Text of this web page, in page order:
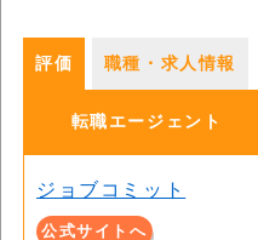
評価 職種・求人情報
転職エージェント
ジョブコミット
公式サイトへ